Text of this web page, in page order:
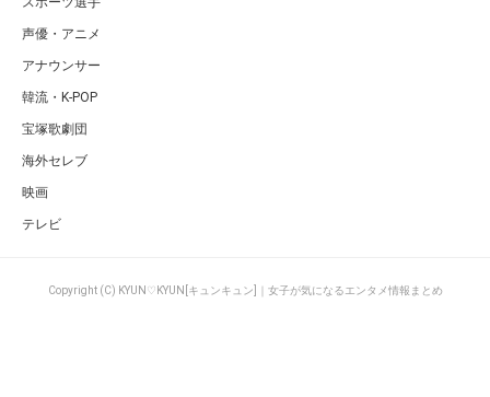
声優・アニメ
アナウンサー
韓流・K-POP
宝塚歌劇団
海外セレブ
映画
テレビ
Copyright (C) KYUN♡KYUN[キュンキュン]｜女子が気になるエンタメ情報まとめ